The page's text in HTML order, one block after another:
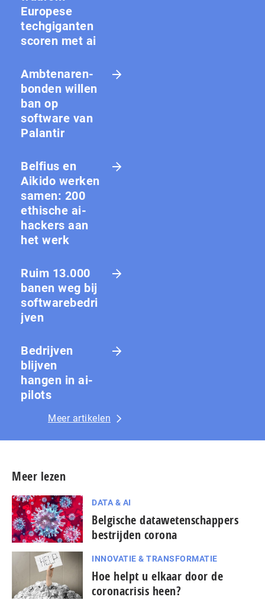
Europese
techgiganten
scoren met ai
Amb­te­na­ren­
bon­den willen
ban op
software van
Palantir
Belfius en
Aikido werken
samen: 200
ethische ai-
hackers aan
het werk
Ruim 13.000
banen weg bij
softwarebedri
jven
Bedrijven
blijven
hangen in ai-
pilots
Meer artikelen
Meer lezen
DATA & AI
Belgische datawetenschappers
bestrijden corona
INNOVATIE & TRANSFORMATIE
Hoe helpt u elkaar door de
coronacrisis heen?